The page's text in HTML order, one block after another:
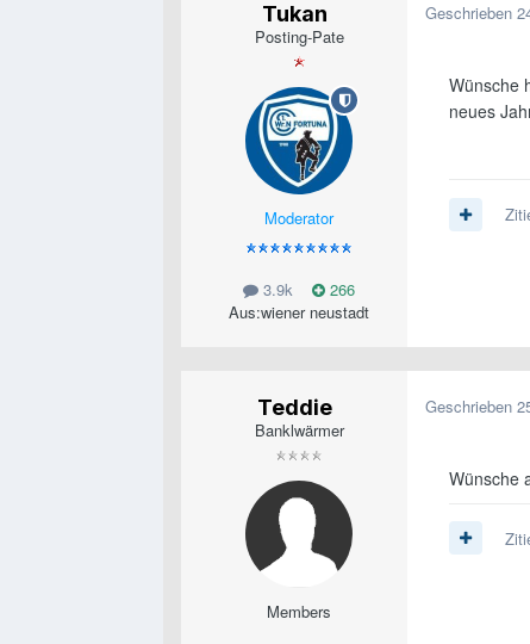
Tukan
Posting-Pate
Moderator
3.9k
266
Aus:wiener neustadt
Geschrieben
Wünsche
neues
Teddie
Banklwärmer
Members
Geschrieben
Wünsche